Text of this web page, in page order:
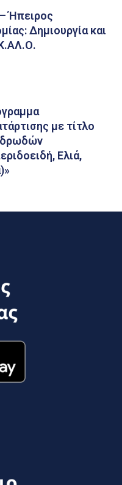
Ήπειρος
Δημιουργία και
με τίτλο
Ελιά,